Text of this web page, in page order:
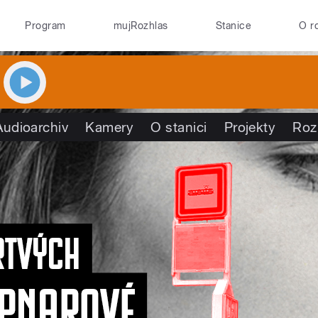
Program mujRozhlas Stanice O
Kamery O stanici Projekty